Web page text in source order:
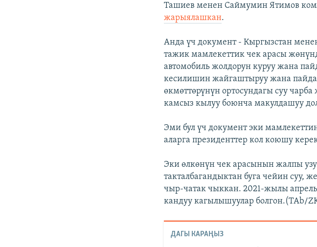
Ташиев менен Саймумин Ятимов
жарыялашкан.
Анда үч документ - Кыргызстан
тажик мамлекеттик чек арасы
автомобиль жолдорун куруу жана
кесилишин жайгаштыруу жана
өкмөттөрүнүн ортосундагы суу
камсыз кылуу боюнча макулдашуу
Эми бул үч документ эки
аларга президенттер кол коюшу
Эки өлкөнүн чек арасынын жалпы
такталбагандыктан буга чейин суу,
чыр-чатак чыккан. 2021-жылы
кандуу кагылышуулар болгон.(TAb/
ДАГЫ КАРАҢЫЗ